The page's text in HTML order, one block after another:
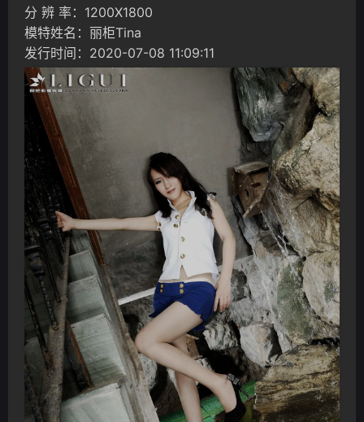
分 辨 率：1200X1800
模特姓名：丽柜Tina
发行时间：2020-07-08 11:09:11